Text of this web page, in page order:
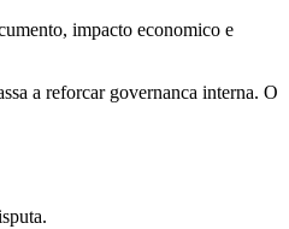
impacto economico e
a reforcar governanca interna. O